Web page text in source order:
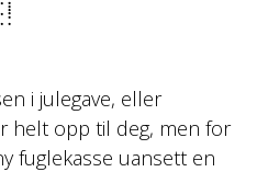
i julegave, eller
helt opp til deg, men for
fuglekasse uansett en